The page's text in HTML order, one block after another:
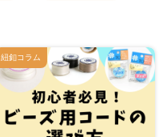
紐釦コラム